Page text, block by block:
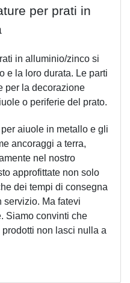
per prati in
in alluminio/zinco si
e la loro durata. Le parti
per la decorazione
o periferie del prato.
aiuole in metallo e gli
ancoraggi a terra,
nel nostro
approfittate non solo
dei tempi di consegna
servizio. Ma fatevi
Siamo convinti che
non lasci nulla a